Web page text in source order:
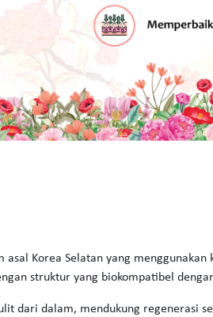
Korea Selatan yang menggunakan
struktur yang biokompatibel
dari dalam, mendukung regenerasi